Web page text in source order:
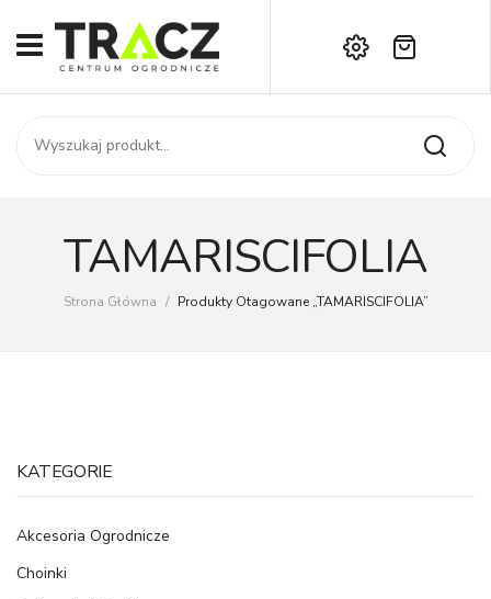
START
SKLEP
AKTUALNOŚCI
Kontakt
Brak produktów w koszyku.
TAMARISCIFOLIA
Strona Główna / Produkty Otagowane „TAMARISCIFOLIA”
KATEGORIE
Akcesoria Ogrodnicze
Choinki